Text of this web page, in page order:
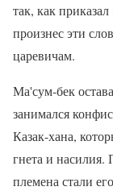
так, как
произнес эти
царевичам.
Ма'сум-бек
занимался
Казак-хана,
гнета и
племена стали